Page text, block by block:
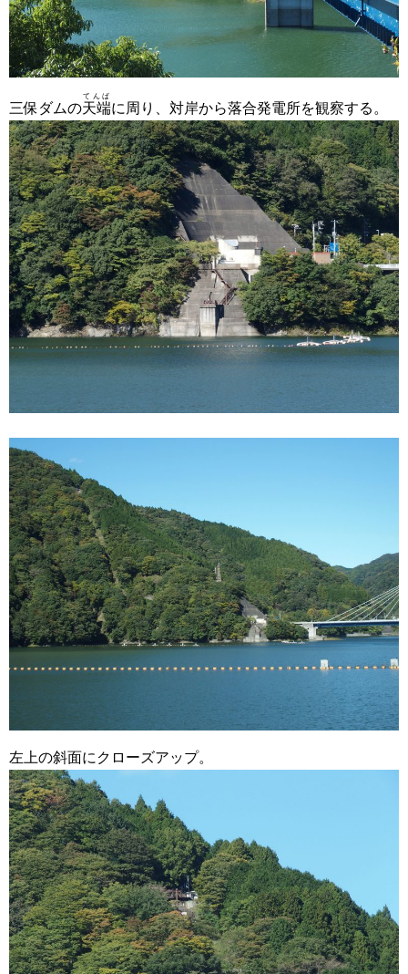
三保ダムの天端
てんば
に周り、対岸から落合発電所を観察する。
左上の斜面にクローズアップ。